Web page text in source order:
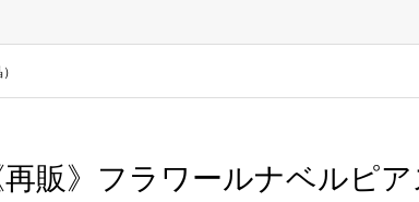
再販》フラワールナベルピ